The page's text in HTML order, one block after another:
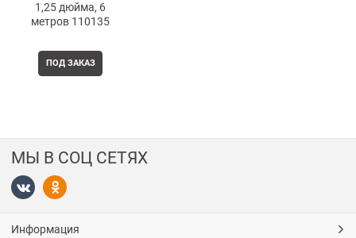
1,25 дюйма, 6
метров 110135
ПОД ЗАКАЗ
МЫ В СОЦ СЕТЯХ
Информация